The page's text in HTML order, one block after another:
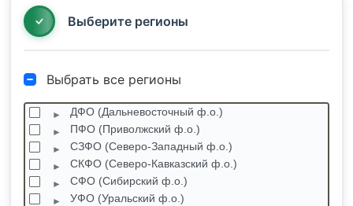
Выберите регионы
Выбрать все регионы
ДФО (Дальневосточный ф.о.)
ПФО (Приволжский ф.о.)
СЗФО (Северо-Западный ф.о.)
СКФО (Северо-Кавказский ф.о.)
СФО (Сибирский ф.о.)
УФО (Уральский ф.о.)